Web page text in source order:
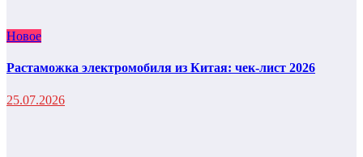
Новое
Растаможка электромобиля из Китая: чек-лист 2026
25.07.2026